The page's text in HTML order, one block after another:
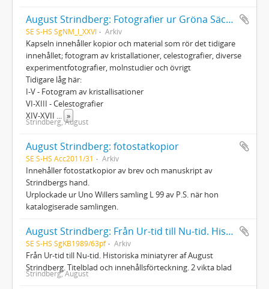
August Strindberg: Fotografier ur Gröna Säcken
SE S-HS SgNM_I_XXVI Arkiv
Kapseln innehåller kopior och material som rör det tidigare
innehållet; fotogram av kristallationer, celestografier, diverse
experimentfotografier, molnstudier och övrigt
Tidigare låg här:
I-V - Fotogram av kristallisationer
VI-XIII - Celestografier
XIV-XVII
»
Strindberg, August
August Strindberg: fotostatkopior
SE S-HS Acc2011/31 Arkiv
Innehåller fotostatkopior av brev och manuskript av
Strindbergs hand.
Urplockade ur Uno Willers samling L 99 av P.S. när hon
katalogiserade samlingen.
August Strindberg: Från Ur-tid till Nu-tid. Historiska miniatyrer
SE S-HS SgKB1989/63pf Arkiv
Från Ur-tid till Nu-tid. Historiska miniatyrer af August
Strindberg. Titelblad och innehållsförteckning. 2 vikta blad
Strindberg, August